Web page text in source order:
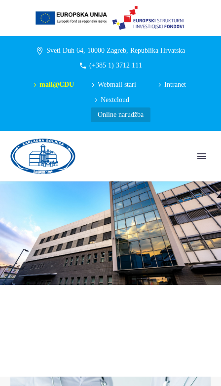
Sveti Duh 64, 10000 Zagreb, Republika Hrvatska
(+385 1) 3712 111
mail@CDU Webmail stari Intranet
Nextcloud
Online narudžba